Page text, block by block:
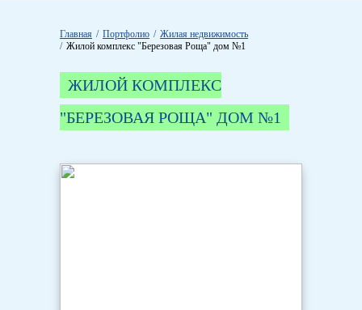
Главная Портфолио
Жилая недвижимость
Жилой комплекс "Березовая Роща" дом №1
ЖИЛОЙ КОМПЛЕКС
"БЕРЕЗОВАЯ РОЩА" ДОМ №1